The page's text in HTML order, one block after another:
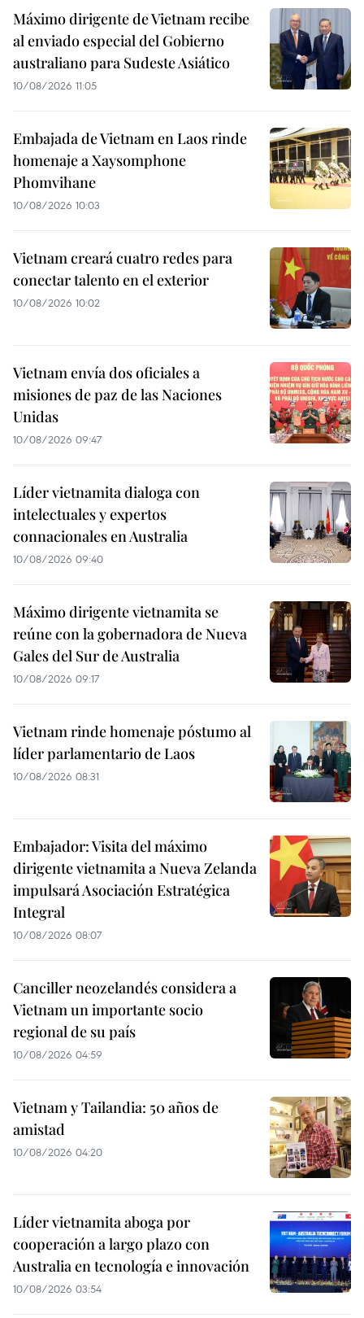
Máximo dirigente de Vietnam recibe
al enviado especial del Gobierno
australiano para Sudeste Asiático
10/08/2026 11:05
Embajada de Vietnam en Laos rinde
homenaje a Xaysomphone
Phomvihane
10/08/2026 10:03
Vietnam creará cuatro redes para
conectar talento en el exterior
10/08/2026 10:02
Vietnam envía dos oficiales a
misiones de paz de las Naciones
Unidas
10/08/2026 09:47
Líder vietnamita dialoga con
intelectuales y expertos
connacionales en Australia
10/08/2026 09:40
Máximo dirigente vietnamita se
reúne con la gobernadora de Nueva
Gales del Sur de Australia
10/08/2026 09:17
Vietnam rinde homenaje póstumo al
líder parlamentario de Laos
10/08/2026 08:31
Embajador: Visita del máximo
dirigente vietnamita a Nueva Zelanda
impulsará Asociación Estratégica
Integral
10/08/2026 08:07
Canciller neozelandés considera a
Vietnam un importante socio
regional de su país
10/08/2026 04:59
Vietnam y Tailandia: 50 años de
amistad
10/08/2026 04:20
Líder vietnamita aboga por
cooperación a largo plazo con
Australia en tecnología e innovación
10/08/2026 03:54